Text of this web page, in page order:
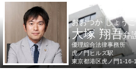
おおつか しょうご
大塚 翔吾弁
優理綜合法律事務所
虎ノ門ヒルズ駅
東京都港区虎ノ門1-16-